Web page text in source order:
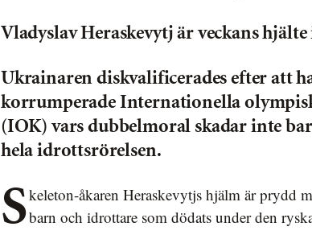
Vladyslav Heraskevytj är veckans
Ukrainaren diskvalificerades efter att
korrumperade Internationella
(IOK) vars dubbelmoral skadar inte
hela idrottsrörelsen.
Skeleton-åkaren Heraskevytjs hjälm är prydd med bilder av ukrainskabarn och idrottare som dödats under den